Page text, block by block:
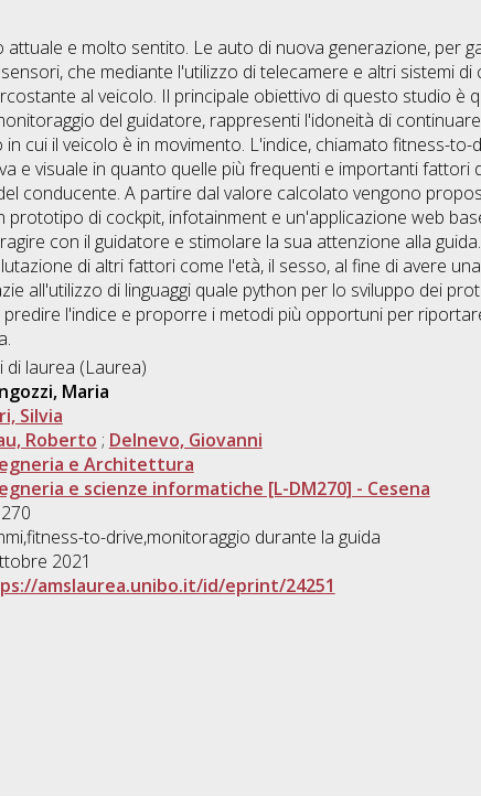
e molto sentito. Le auto di nuova generazione, per
che mediante l'utilizzo di telecamere e altri sistemi di
al veicolo. Il principale obiettivo di questo studio è
del guidatore, rappresenti l'idoneità di
cui il veicolo è in movimento. L'indice, chiamato fitness-to-
e visuale in quanto quelle più frequenti e importanti fattori
conducente. A partire dal valore calcolato vengono
prototipo di cockpit, infotainment e un'applicazione web
con il guidatore e stimolare la sua attenzione alla
di altri fattori come l'età, il sesso, al fine di avere
all'utilizzo di linguaggi quale python per lo sviluppo dei
l'indice e proporre i metodi più opportuni per
di laurea (Laurea)
Maria
Silvia
Roberto ; Delnevo, Giovanni
e Architettura
e scienze informatiche [L-DM270] - Cesena
to-drive,monitoraggio durante la guida
2021
amslaurea.unibo.it/id/eprint/24251